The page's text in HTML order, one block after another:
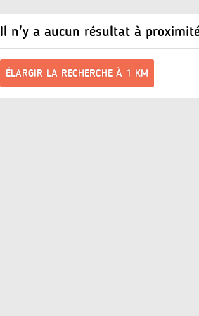
Il n'y a aucun résultat à
ÉLARGIR LA RECHERCHE À 1 KM